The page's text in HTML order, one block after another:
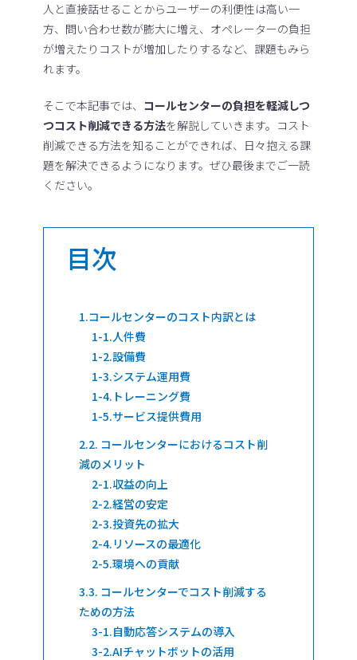
人と直接話せることからユーザーの利便性は高い一
方、問い合わせ数が膨大に増え、オペレーターの負担
が増えたりコストが増加したりするなど、課題もみら
れます。
そこで本記事では、 コールセンターの負担を軽減しつ
つコスト削減できる方法を解説していきます。コスト
削減できる方法を知ることができれば、日々抱える課
題を解決できるようになります。ぜひ最後までご一読
ください。
目次
コールセンターのコスト内訳とは
人件費
設備費
システム運用費
トレーニング費
サービス提供費用
2. コールセンターにおけるコスト削
減のメリット
収益の向上
経営の安定
投資先の拡大
リソースの最適化
環境への貢献
3. コールセンターでコスト削減する
ための方法
自動応答システムの導入
AIチャットボットの活用